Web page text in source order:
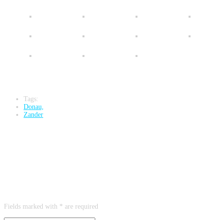
Tags:
Donau,
Zander
Fields marked with * are required